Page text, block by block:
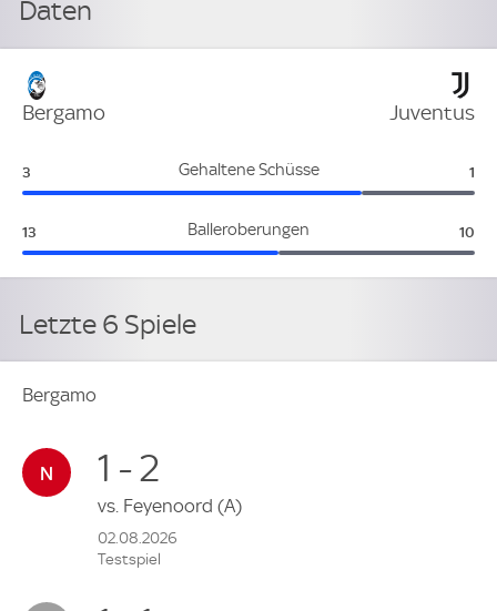
Daten
Bergamo Juventus
Gehaltene Schüsse
Bergamo:
3 1
Balleroberungen
Bergamo:
13 10
Letzte 6 Spiele
Bergamo
1 - 2
vs. Feyenoord (A)
02.08.2026
Testspiel